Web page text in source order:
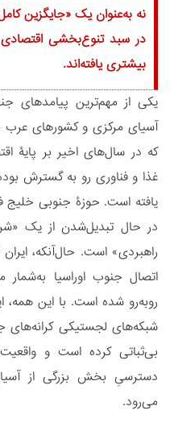
نه به‌عنوان یک «جایگزین
در سبد تنوع‌بخشی
بیشتری یافته‌اند.
یکی از مهم‌ترین پیامدهای
آسیای مرکزی و کشورهای
که در سال‌های اخیر بر پایۀ
غذا و فناوری رو به گسترش
یافته است. حوزۀ جنوبی خلیج
در حال تبدیل‌شدن از یک
راهبردی» است. حال‌آنکه،
اتصال جنوب اوراسیا به‌شمار
روبه‌رو شده است. با این همه،
شبکه‌های لجستیکی
بی‌ثباتی کرده است و
دسترسیِ بخش بزرگی از
می‌رود.